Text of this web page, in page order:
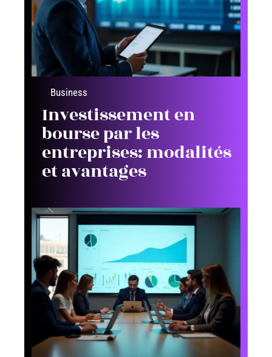
Business
Investissement en
bourse par les
entreprises: modalités
et avantages